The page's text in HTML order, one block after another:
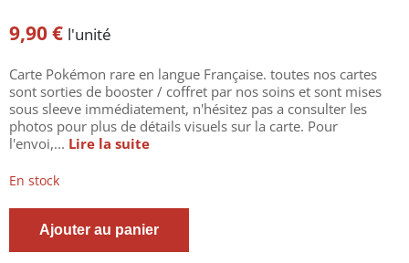
9,90€ l'unité
Carte Pokémon rare en langue Française. toutes nos cartes
sont sorties de booster / coffret par nos soins et sont mises
sous sleeve immédiatement, n'hésitez pas a consulter les
photos pour plus de détails visuels sur la carte. Pour
l'envoi,... Lire la suite
En stock
Carte
Ajouter au panier